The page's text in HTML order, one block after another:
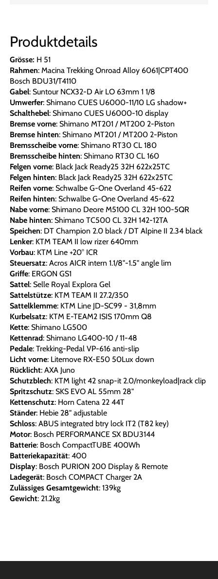
Produktdetails
Grösse: H 51
Rahmen: Macina Trekking Onroad Alloy 6061|CPT400
Bosch BDU31/T4110
Gabel: Suntour NCX32-D Air LO 63mm 1 1/8
Umwerfer: Shimano CUES U6000-11/10 LG shadow+
Schalthebel: Shimano CUES U6000-10 display
Bremse vorne: Shimano MT201 / MT200 2-Piston
Bremse hinten: Shimano MT201 / MT200 2-Piston
Bremsscheibe vorne: Shimano RT30 CL 180
Bremsscheibe hinten: Shimano RT30 CL 160
Felgen vorne: Black Jack Ready25 32H 622x25TC
Felgen hinten: Black Jack Ready25 32H 622x25TC
Reifen vorne: Schwalbe G-One Overland 45-622
Reifen hinten: Schwalbe G-One Overland 45-622
Nabe vorne: Shimano Deore M5100 CL 32H 100-5QR
Nabe hinten: Shimano TC500 CL 32H 142-12TA
Speichen: DT Champion 2.0 black / DT Alpine II 2.34 black
Lenker: KTM TEAM II low rizer 640mm
Vorbau: KTM Line +20° ICR
Steuersatz: Acros AICR intern 1.1/8"-1.5" angle lim
Griffe: ERGON GS1
Sattel: Selle Royal Explora Gel
Sattelstütze: KTM TEAM II 27.2/350
Sattelklemme: KTM Line JD-SC99 - 31,8mm
Kurbelsatz: KTM E-TEAM2 ISIS 170mm Q8
Kette: Shimano LG500
Kettenrad: Shimano LG400-10 / 11-48
Pedale: Trekking-Pedal VP-616 anti-slip
Licht vorne: Litemove RX-E50 50Lux down
Rücklicht: AXA Juno
Schutzblech: KTM light 42 snap-it 2.0/monkeyload|rack clip
Spritzschutz: SKS EVO AL 55mm 28"
Kettenschutz: Horn Catena 22 44T
Ständer: Hebie 28" adjustable
Schloss: ABUS integrated btry lock IT2 (T82 key)
Motor: Bosch PERFORMANCE SX BDU3144
Batterie: Bosch CompactTUBE 400Wh
Batteriekapazität: 400
Display: Bosch PURION 200 Display & Remote
Ladegerät: Bosch COMPACT Charger 2A
Zulässiges Gesamtgewicht: 139kg
Gewicht: 21.2kg